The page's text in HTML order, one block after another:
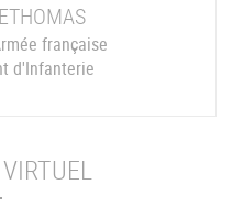
française
d'Infanterie
VIRTUEL